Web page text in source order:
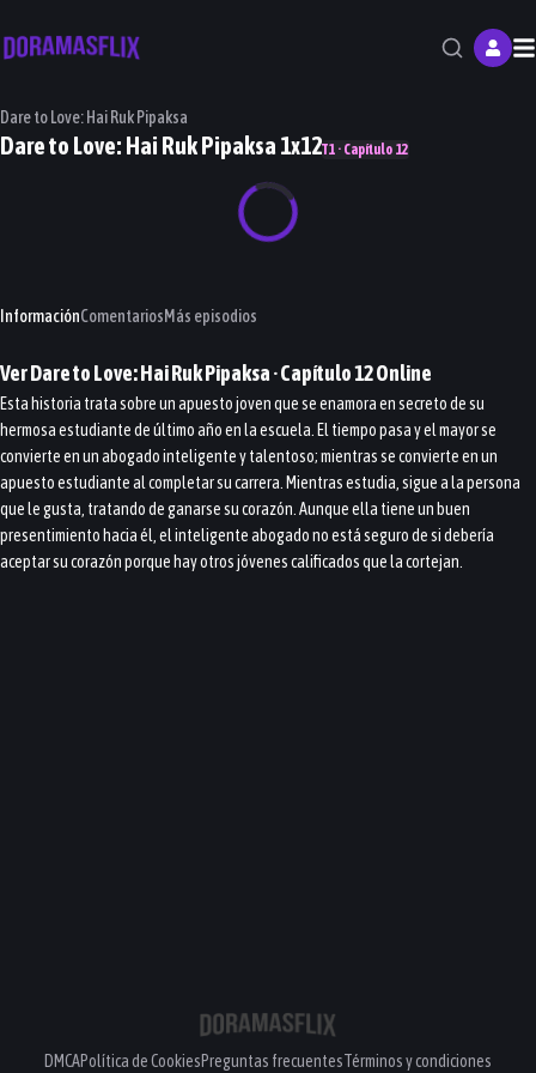
Dare to Love: Hai Ruk Pipaksa
Dare to Love: Hai Ruk Pipaksa 1x12T1 · Capítulo 12
InformaciónComentariosMás episodios
VerDare to Love: Hai Ruk Pipaksa· Capítulo12Online
Esta historia trata sobre un apuesto joven que se enamora en secreto de su
hermosa estudiante de último año en la escuela. El tiempo pasa y el mayor se
convierte en un abogado inteligente y talentoso; mientras se convierte en un
apuesto estudiante al completar su carrera. Mientras estudia, sigue a la persona
que le gusta, tratando de ganarse su corazón. Aunque ella tiene un buen
presentimiento hacia él, el inteligente abogado no está seguro de si debería
aceptar su corazón porque hay otros jóvenes calificados que la cortejan.
DMCAPolítica de CookiesPreguntas frecuentesTérminos y condiciones